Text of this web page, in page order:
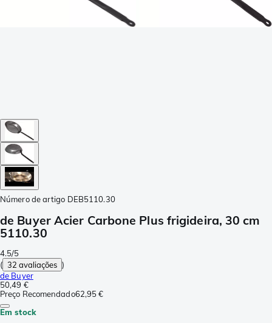
Número de artigo DEB5110.30
de Buyer Acier Carbone Plus frigideira, 30 cm
5110.30
4.5/5
( 32 avaliações )
de Buyer
50,49 €
Preço Recomendado62,95 €
Em stock